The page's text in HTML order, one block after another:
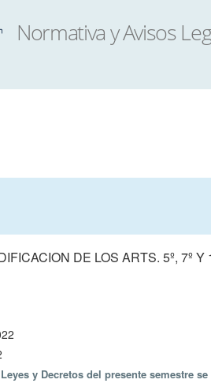
DE LOS ARTS. 5º, 7º
y Decretos del presente semestre